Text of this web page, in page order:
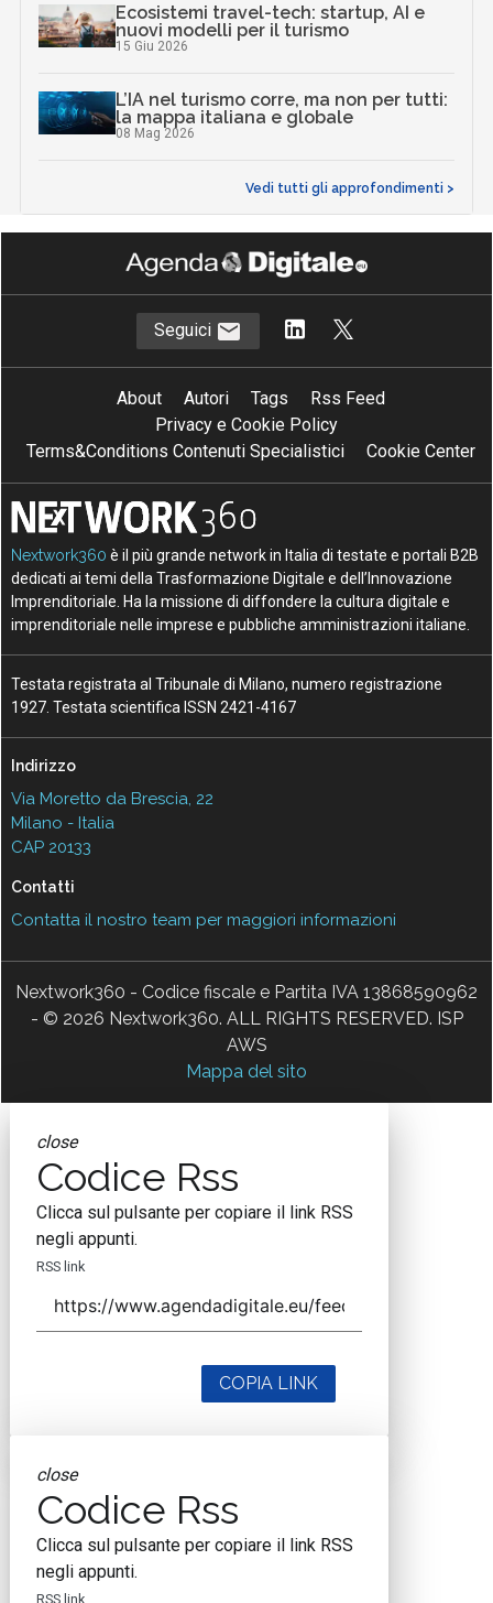
Ecosistemi travel-tech: startup, AI e
nuovi modelli per il turismo
15 Giu 2026
L’IA nel turismo corre, ma non per tutti:
la mappa italiana e globale
08 Mag 2026
Vedi tutti gli approfondimenti >
Seguici
About Autori Tags
Rss Feed
Privacy e Cookie Policy
Terms&Conditions Contenuti Specialistici
Cookie Center
Nextwork360 è il più grande network in Italia di testate e portali B2B
dedicati ai temi della Trasformazione Digitale e dell’Innovazione
Imprenditoriale. Ha la missione di diffondere la cultura digitale e
imprenditoriale nelle imprese e pubbliche amministrazioni italiane.
Testata registrata al Tribunale di Milano, numero registrazione
1927. Testata scientifica ISSN 2421-4167
Indirizzo
Via Moretto da Brescia, 22
Milano - Italia
CAP 20133
Contatti
Contatta il nostro team per maggiori informazioni
Nextwork360 - Codice fiscale e Partita IVA 13868590962
- © 2026 Nextwork360. ALL RIGHTS RESERVED. ISP
AWS
Mappa del sito
close
Codice Rss
Clicca sul pulsante per copiare il link RSS
negli appunti.
RSS link
COPIA LINK
close
Codice Rss
Clicca sul pulsante per copiare il link RSS
negli appunti.
RSS link